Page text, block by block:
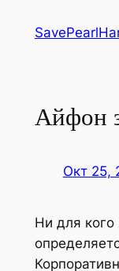
Айфон
Окт 25,
Ни для кого